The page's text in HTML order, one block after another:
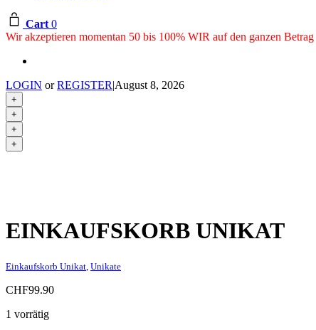
Cart 0
Wir akzeptieren momentan 50 bis 100% WIR auf den ganzen Betrag
LOGIN orREGISTER|August 8, 2026
+
+
+
+
EINKAUFSKORB UNIKAT
Einkaufskorb Unikat Unikate
CHF99.90
1 vorrätig